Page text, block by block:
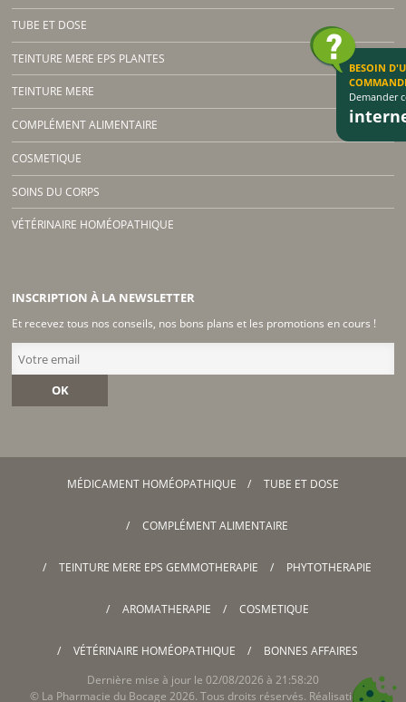
TUBE ET DOSE
TEINTURE MERE EPS PLANTES
TEINTURE MERE
COMPLÉMENT ALIMENTAIRE
COSMETIQUE
SOINS DU CORPS
VÉTÉRINAIRE HOMÉOPATHIQUE
INSCRIPTION À LA NEWSLETTER
Et recevez tous nos conseils, nos bons plans et les promotions en cours !
OK
MÉDICAMENT HOMÉOPATHIQUE TUBE ET DOSE
COMPLÉMENT ALIMENTAIRE
TEINTURE MERE EPS GEMMOTHERAPIE PHYTOTHERAPIE
AROMATHERAPIE COSMETIQUE
VÉTÉRINAIRE HOMÉOPATHIQUE
BONNES AFFAIRES
Dernière mise à jour le 02/08/2026 à 21:58:20
© La Pharmacie du Bocage 2026. Tous droits réservés. Réalisation &
BESOIN
Demander